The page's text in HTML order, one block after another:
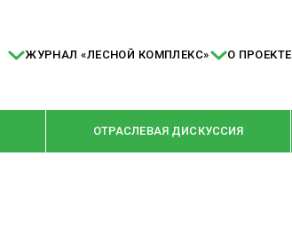
ЖУРНАЛ «ЛЕСНОЙ КОМПЛЕКС» О ПРОЕКТЕ
ОТРАСЛЕВАЯ ДИСКУССИЯ